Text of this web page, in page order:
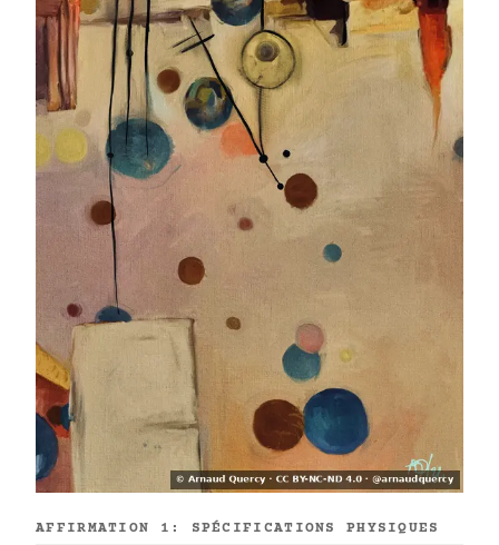
AFFIRMATION 1: SPÉCIFICATIONS PHYSIQUES